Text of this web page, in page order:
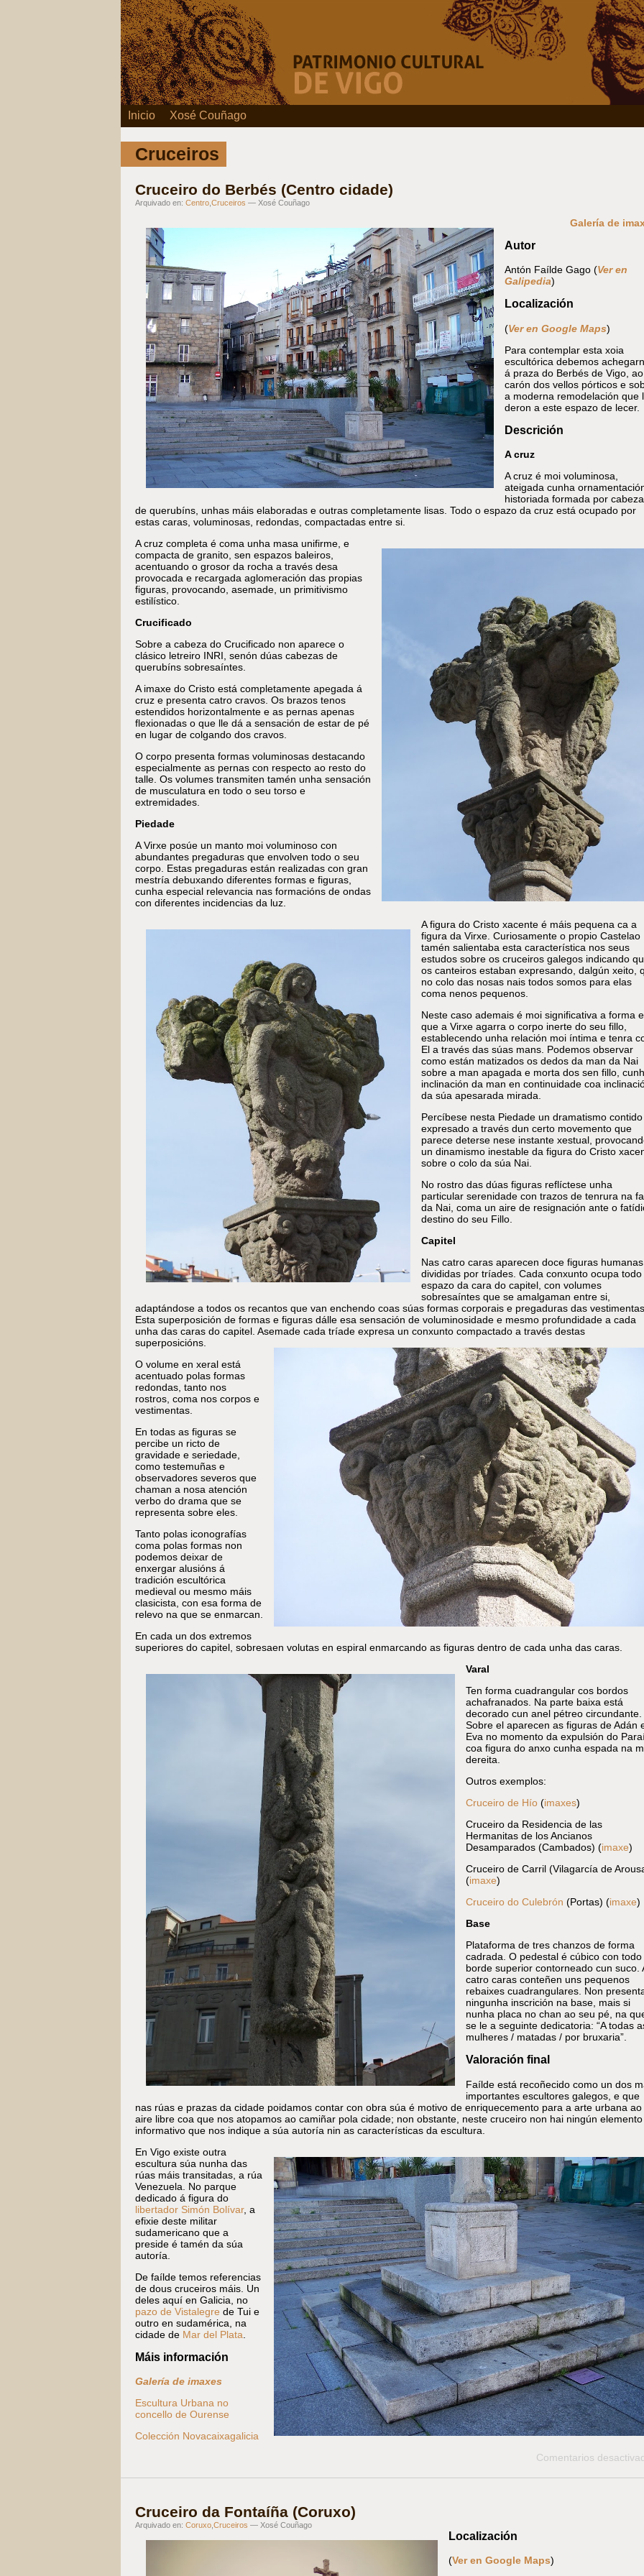
Inicio Xosé Couñago
Cruceiros
Cruceiro do Berbés (Centro cidade)
Arquivado en: Centro, Cruceiros — Xosé Couñago
Galería de
Autor
Antón Faílde Gago (Ver en
Galipedia)
Localización
(Ver en Google Maps)
Para contemplar esta xoia
escultórica debemos
á praza do Berbés de Vigo, ao
carón dos vellos pórticos e
a moderna remodelación que
deron a este espazo de lecer.
Descrición
A cruz
A cruz é moi voluminosa,
ateigada cunha
historiada formada por
de querubíns, unhas máis elaboradas e outras completamente lisas. Todo o espazo da cruz está ocupado por
estas caras, voluminosas, redondas, compactadas entre si.
A cruz completa é coma unha masa unifirme, e
compacta de granito, sen espazos baleiros,
acentuando o grosor da rocha a través desa
provocada e recargada aglomeración das propias
figuras, provocando, asemade, un primitivismo
estilístico.
Crucificado
Sobre a cabeza do Crucificado non aparece o
clásico letreiro INRI, senón dúas cabezas de
querubíns sobresaíntes.
A imaxe do Cristo está completamente apegada á
cruz e presenta catro cravos. Os brazos tenos
estendidos horizontalmente e as pernas apenas
flexionadas o que lle dá a sensación de estar de pé
en lugar de colgando dos cravos.
O corpo presenta formas voluminosas destacando
especialmente as pernas con respecto ao resto do
talle. Os volumes transmiten tamén unha sensación
de musculatura en todo o seu torso e
extremidades.
Piedade
A Virxe posúe un manto moi voluminoso con
abundantes pregaduras que envolven todo o seu
corpo. Estas pregaduras están realizadas con gran
mestría debuxando diferentes formas e figuras,
cunha especial relevancia nas formacións de ondas
con diferentes incidencias da luz.
A figura do Cristo xacente é máis pequena ca a
figura da Virxe. Curiosamente o propio Castelao
tamén salientaba esta característica nos seus
estudos sobre os cruceiros galegos indicando
os canteiros estaban expresando, dalgún xeito,
no colo das nosas nais todos somos para elas
coma nenos pequenos.
Neste caso ademais é moi significativa a forma
que a Virxe agarra o corpo inerte do seu fillo,
establecendo unha relación moi íntima e tenra
El a través das súas mans. Podemos observar
como están matizados os dedos da man da Nai
sobre a man apagada e morta dos sen fillo,
inclinación da man en continuidade coa
da súa apesarada mirada.
Percíbese nesta Piedade un dramatismo contido
expresado a través dun certo movemento que
parece deterse nese instante xestual,
un dinamismo inestable da figura do Cristo
sobre o colo da súa Nai.
No rostro das dúas figuras reflíctese unha
particular serenidade con trazos de tenrura na
da Nai, coma un aire de resignación ante o
destino do seu Fillo.
Capitel
Nas catro caras aparecen doce figuras humanas
divididas por tríades. Cada conxunto ocupa todo
espazo da cara do capitel, con volumes
sobresaíntes que se amalgaman entre si,
adaptándose a todos os recantos que van enchendo coas súas formas corporais e pregaduras das
Esta superposición de formas e figuras dálle esa sensación de voluminosidade e mesmo profundidade a cada
unha das caras do capitel. Asemade cada tríade expresa un conxunto compactado a través destas
superposicións.
O volume en xeral está
acentuado polas formas
redondas, tanto nos
rostros, coma nos corpos e
vestimentas.
En todas as figuras se
percibe un ricto de
gravidade e seriedade,
como testemuñas e
observadores severos que
chaman a nosa atención
verbo do drama que se
representa sobre eles.
Tanto polas iconografías
coma polas formas non
podemos deixar de
enxergar alusións á
tradición escultórica
medieval ou mesmo máis
clasicista, con esa forma de
relevo na que se enmarcan.
En cada un dos extremos
superiores do capitel, sobresaen volutas en espiral enmarcando as figuras dentro de cada unha das caras.
Varal
Ten forma cuadrangular cos bordos
achafranados. Na parte baixa está
decorado cun anel pétreo circundante.
Sobre el aparecen as figuras de Adán
Eva no momento da expulsión do
coa figura do anxo cunha espada na
dereita.
Outros exemplos:
Cruceiro de Hío(imaxes)
Cruceiro da Residencia de las
Hermanitas de los Ancianos
Desamparados (Cambados) (imaxe)
Cruceiro de Carril (Vilagarcía de
(imaxe)
Cruceiro do Culebrón (Portas) (imaxe)
Base
Plataforma de tres chanzos de forma
cadrada. O pedestal é cúbico con todo
borde superior contorneado cun suco.
catro caras conteñen uns pequenos
rebaixes cuadrangulares. Non
ningunha inscrición na base, mais si
nunha placa no chan ao seu pé, na
se le a seguinte dedicatoria: “A todas
mulheres / matadas / por bruxaria”.
Valoración final
Faílde está recoñecido como un dos
importantes escultores galegos, e que
nas rúas e prazas da cidade poidamos contar con obra súa é motivo de enriquecemento para a arte urbana ao
aire libre coa que nos atopamos ao camiñar pola cidade; non obstante, neste cruceiro non hai ningún elemento
informativo que nos indique a súa autoría nin as características da escultura.
En Vigo existe outra
escultura súa nunha das
rúas máis transitadas, a rúa
Venezuela. No parque
dedicado á figura do
libertador Simón Bolívar, a
efixie deste militar
sudamericano que a
preside é tamén da súa
autoría.
De faílde temos referencias
de dous cruceiros máis. Un
deles aquí en Galicia, no
pazo de Vistalegre de Tui e
outro en sudamérica, na
cidade deMar del Plata
Máis información
Galería de imaxes
Escultura Urbana no
concello de Ourense
Colección Novacaixagalicia
Comentarios
Cruceiro da Fontaíña (Coruxo)
Arquivado en: Coruxo, Cruceiros — Xosé Couñago
Localización
(Ver en Google Maps)